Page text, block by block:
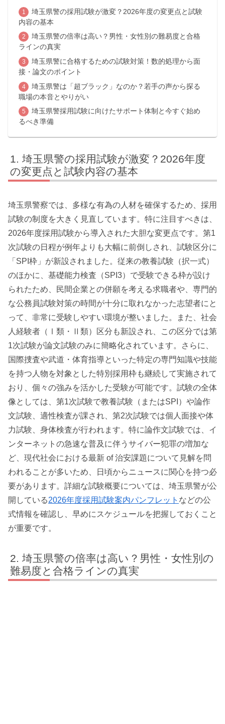
埼玉県警の採用試験が激変？2026年度の変更点と試験
内容の基本
埼玉県警の倍率は高い？男性・女性別の難易度と合格
ラインの真実
埼玉県警に合格するための試験対策！数的処理から面
接・論文のポイント
埼玉県警は「超ブラック」なのか？若手の声から探る
職場の本音とやりがい
埼玉県警採用試験に向けたサポート体制と今すぐ始め
るべき準備
埼玉県警の採用試験が激変？2026年度
の変更点と試験内容の基本
埼玉県警察では、多様な有為の人材を確保するため、採用
試験の制度を大きく見直しています。特に注目すべきは、
2026年度採用試験から導入された大胆な変更点です。第1
次試験の日程が例年よりも大幅に前倒しされ、試験区分に
「SPI枠」が新設されました。従来の教養試験（択一式）
のほかに、基礎能力検査（SPI3）で受験できる枠が設け
られたため、民間企業との併願を考える求職者や、専門的
な公務員試験対策の時間が十分に取れなかった志望者にと
って、非常に受験しやすい環境が整いました。また、社会
人経験者（Ⅰ類・Ⅱ類）区分も新設され、この区分では第
1次試験が論文試験のみに簡略化されています。さらに、
国際捜査や武道・体育指導といった特定の専門知識や技能
を持つ人物を対象とした特別採用枠も継続して実施されて
おり、個々の強みを活かした受験が可能です。試験の全体
像としては、第1次試験で教養試験（またはSPI）や論作
文試験、適性検査が課され、第2次試験では個人面接や体
力試験、身体検査が行われます。特に論作文試験では、イ
ンターネットの急速な普及に伴うサイバー犯罪の増加な
ど、現代社会における最新 of 治安課題について見解を問
われることが多いため、日頃からニュースに関心を持つ必
要があります。詳細な試験概要については、埼玉県警が公
開している2026年度採用試験案内パンフレット などの公
式情報を確認し、早めにスケジュールを把握しておくこと
が重要です。
埼玉県警の倍率は高い？男性・女性別の
難易度と合格ラインの真実